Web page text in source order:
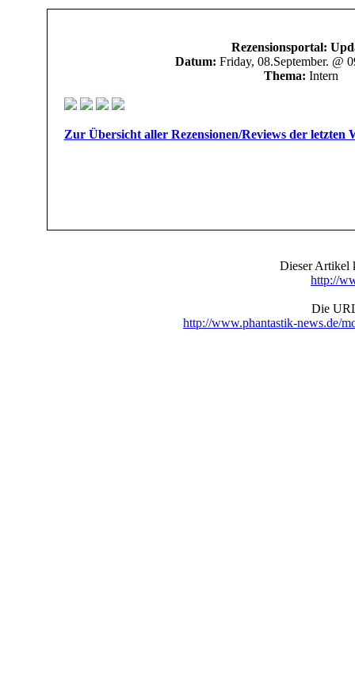
Rezensionsportal:
Datum: Friday, 08.September. @
Thema: Intern
Zur Übersicht aller Rezensionen/Reviews der letzten
Dieser Artikel
http://
Die
http://www.phantastik-news.de/